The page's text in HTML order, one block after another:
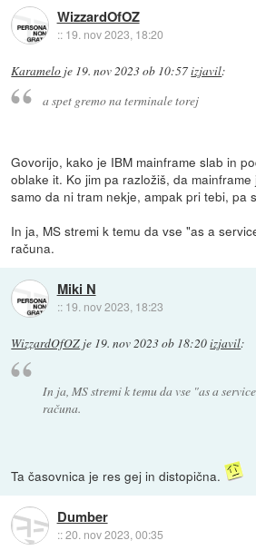
WizzardOfOZ
:: 19. nov 2023, 18:20
Karamelo je 19. nov 2023 ob 10:57izjavil:
a spet gremo na terminale torej
Govorijo, kako je IBM mainframe slab in
oblake it. Ko jim pa razložiš, da
samo da ni tram nekje, ampak pri tebi, pa
In ja, MS stremi k temu da vse "as a
računa.
Miki N
:: 19. nov 2023, 18:23
WizzardOfOZ je 19. nov 2023 ob 18:20izjavil:
In ja, MS stremi k temu da vse "as a
računa.
Ta časovnica je res gej in distopična.
Dumber
::20. nov 2023, 00:35